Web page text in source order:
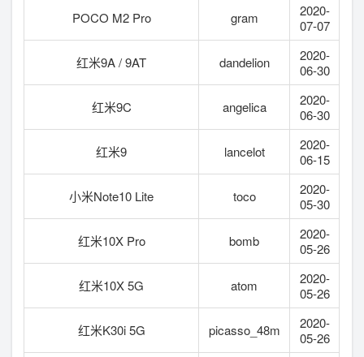
POCO M2 Pro gram
2020-
07-07
红米9A / 9AT dandelion
2020-
06-30
红米9C angelica
2020-
06-30
红米9 lancelot
2020-
06-15
小米Note10 Lite toco
2020-
05-30
红米10X Pro bomb
2020-
05-26
红米10X 5G atom
2020-
05-26
红米K30i 5G picasso_48m
2020-
05-26